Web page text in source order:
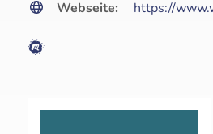
Webseite:
https://